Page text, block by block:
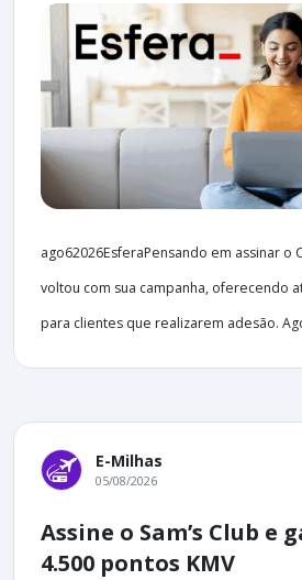
ago62026EsferaPensando em assinar o
voltou com sua campanha, oferecendo
para clientes que realizarem adesão.
E-Milhas
05/08/2026
Assine o Sam’s Club e
4.500 pontos KMV